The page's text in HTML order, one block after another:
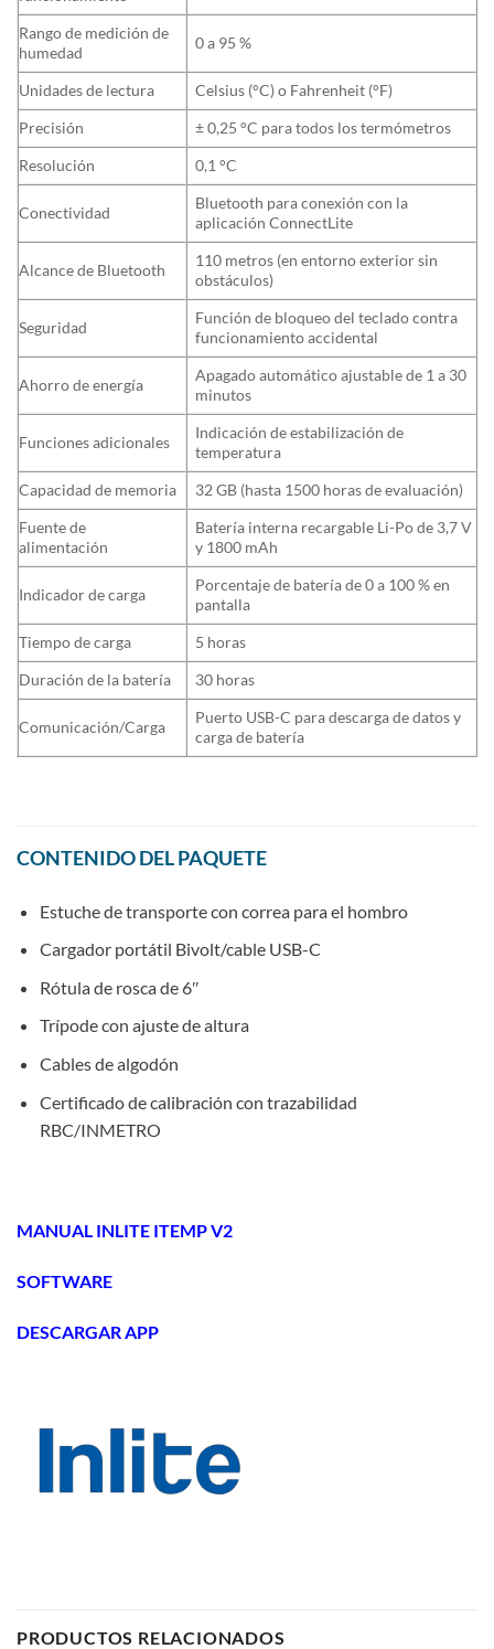
Rango de medición de
humedad
0 a 95 %
Unidades de lectura
Celsius (°C) o Fahrenheit (°F)
Precisión
± 0,25 °C para todos los termómetros
Resolución
0,1 °C
Conectividad
Bluetooth para conexión con la
aplicación ConnectLite
Alcance de Bluetooth
110 metros (en entorno exterior sin
obstáculos)
Seguridad
Función de bloqueo del teclado contra
funcionamiento accidental
Ahorro de energía
Apagado automático ajustable de 1 a 30
minutos
Funciones adicionales
Indicación de estabilización de
temperatura
Capacidad de memoria
32 GB (hasta 1500 horas de evaluación)
Fuente de
alimentación
Batería interna recargable Li-Po de 3,7 V
y 1800 mAh
Indicador de carga
Porcentaje de batería de 0 a 100 % en
pantalla
Tiempo de carga
5 horas
Duración de la batería
30 horas
Comunicación/Carga
Puerto USB-C para descarga de datos y
carga de batería
CONTENIDO DEL PAQUETE
Estuche de transporte con correa para el hombro
Cargador portátil Bivolt/cable USB-C
Rótula de rosca de 6″
Trípode con ajuste de altura
Cables de algodón
Certificado de calibración con trazabilidad
RBC/INMETRO
MANUAL INLITE ITEMP V2
SOFTWARE
DESCARGAR APP
PRODUCTOS RELACIONADOS